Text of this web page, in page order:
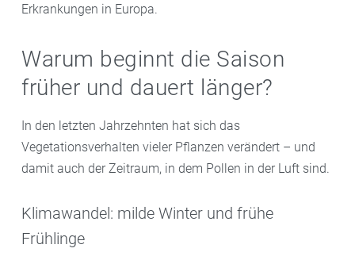
Erkrankungen in Europa.
Warum beginnt die Saison
früher und dauert länger?
In den letzten Jahrzehnten hat sich das
Vegetationsverhalten vieler Pflanzen verändert – und
damit auch der Zeitraum, in dem Pollen in der Luft sind.
Klimawandel: milde Winter und frühe
Frühlinge